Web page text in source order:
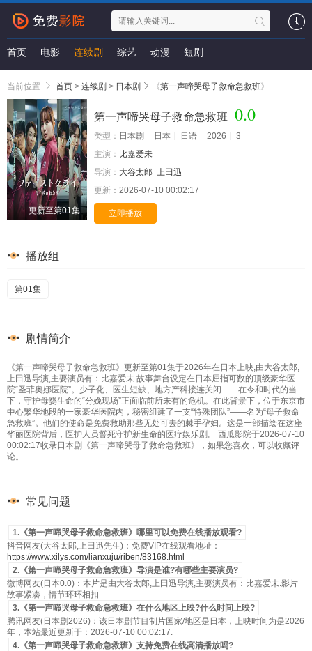
首页 电影 连续剧 综艺 动漫 短剧
当前位置 首页 > 连续剧 > 日本剧 《第一声啼哭母子救命急救班》
更新至第01集
第一声啼哭母子救命急救班 0.0
类型： 日本剧 日本 日语 2026
3
主演： 比嘉爱未
导演： 大谷太郎 上田迅
更新： 2026-07-10 00:02:17
立即播放
播放组
第01集
剧情简介
《第一声啼哭母子救命急救班》更新至第01集于2026年在日本上映,由大谷太郎,
上田迅导演,主要演员有：比嘉爱未.故事舞台设定在日本屈指可数的顶级豪华医
院“圣菲奥娜医院”。少子化、医生短缺、地方产科接连关闭……在令和时代的当
下，守护母婴生命的“分娩现场”正面临前所未有的危机。在此背景下，位于东京市
中心繁华地段的一家豪华医院内，秘密组建了一支“特殊团队”——名为“母子救命
急救班”。他们的使命是免费救助那些无处可去的棘手孕妇。这是一部描绘在这座
华丽医院背后，医护人员誓死守护新生命的医疗娱乐剧。 西瓜影院于2026-07-10
00:02:17收录日本剧《第一声啼哭母子救命急救班》，如果您喜欢，可以收藏评
论。
常见问题
1.《第一声啼哭母子救命急救班》哪里可以免费在线播放观看?
抖音网友(大谷太郎,上田迅先生)：免费VIP在线观看地址：
https://www.xilys.com/lianxuju/riben/83168.html
2.《第一声啼哭母子救命急救班》导演是谁?有哪些主要演员?
微博网友(日本0.0)：本片是由大谷太郎,上田迅导演,主要演员有：比嘉爱未.影片
故事紧凑，情节环环相扣.
3.《第一声啼哭母子救命急救班》在什么地区上映?什么时间上映?
腾讯网友(日本剧2026)：该日本剧节目制片国家/地区是日本，上映时间为是2026
年，本站最近更新于：2026-07-10 00:02:17.
4.《第一声啼哭母子救命急救班》支持免费在线高清播放吗?